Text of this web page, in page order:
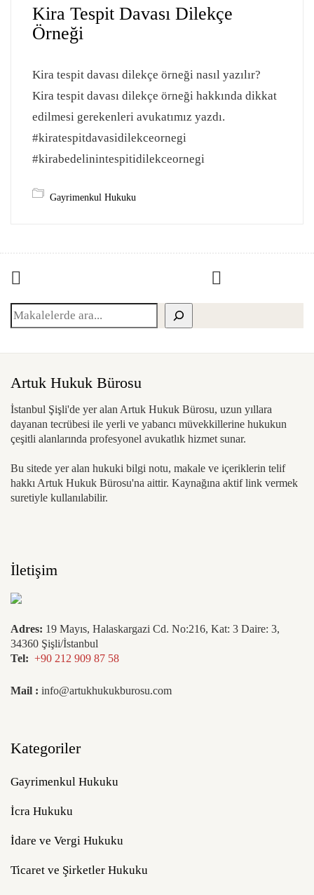
Kira Tespit Davası Dilekçe
Örneği
Kira tespit davası dilekçe örneği nasıl yazılır?
Kira tespit davası dilekçe örneği hakkında dikkat
edilmesi gerekenleri avukatımız yazdı.
#kiratespitdavasidilekceornegi
#kirabedelinintespitidilekceornegi
Gayrimenkul Hukuku
Ara
Artuk Hukuk Bürosu
İstanbul Şişli'de yer alan Artuk Hukuk Bürosu, uzun yıllara
dayanan tecrübesi ile yerli ve yabancı müvekkillerine hukukun
çeşitli alanlarında profesyonel avukatlık hizmet sunar.
Bu sitede yer alan hukuki bilgi notu, makale ve içeriklerin telif
hakkı Artuk Hukuk Bürosu'na aittir. Kaynağına aktif link vermek
suretiyle kullanılabilir.
İletişim
Adres: 19 Mayıs, Halaskargazi Cd. No:216, Kat: 3 Daire: 3,
34360 Şişli/İstanbul
Tel: +90 212 909 87 58
Mail : info@artukhukukburosu.com
Kategoriler
Gayrimenkul Hukuku
İcra Hukuku
İdare ve Vergi Hukuku
Ticaret ve Şirketler Hukuku